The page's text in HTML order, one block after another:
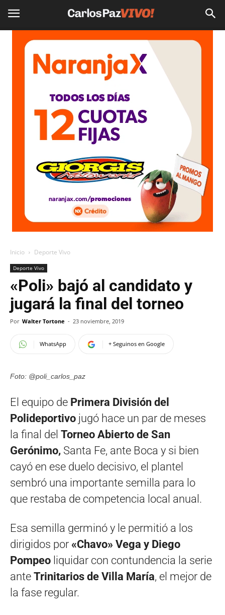
Inicio Deporte Vivo
Deporte Vivo
«Poli» bajó al candidato y
jugará la final del torneo
Por Walter Tortone - 23 noviembre, 2019
WhatsApp + Seguinos en Google
Foto: @poli_carlos_paz
El equipo de Primera División del
Polideportivo jugó hace un par de meses
la final del Torneo Abierto de San
Gerónimo, Santa Fe, ante Boca y si bien
cayó en ese duelo decisivo, el plantel
sembró una importante semilla para lo
que restaba de competencia local anual.
Esa semilla germinó y le permitió a los
dirigidos por «Chavo» Vega y Diego
Pompeo liquidar con contundencia la serie
ante Trinitarios de Villa María, el mejor de
la fase regular.